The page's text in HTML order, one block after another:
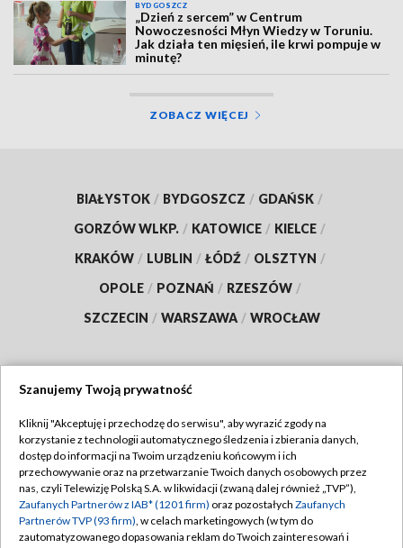
BYDGOSZCZ
„Dzień z sercem” w Centrum
Nowoczesności Młyn Wiedzy w Toruniu.
Jak działa ten mięsień, ile krwi pompuje w
minutę?
ZOBACZ WIĘCEJ
BIAŁYSTOK / BYDGOSZCZ / GDAŃSK /
GORZÓW WLKP. / KATOWICE / KIELCE /
KRAKÓW / LUBLIN / ŁÓDŹ / OLSZTYN /
OPOLE / POZNAŃ / RZESZÓW /
SZCZECIN / WARSZAWA / WROCŁAW
TVP
Abonament TVP
Emisja w TVP
Centrum informacji TVP
Regulamin TVP
Polityka prywatności
Moje zgody
Szanujemy Twoją prywatność
Kliknij "Akceptuję i przechodzę do serwisu", aby wyrazić zgody na
korzystanie z technologii automatycznego śledzenia i zbierania danych,
dostęp do informacji na Twoim urządzeniu końcowym i ich
przechowywanie oraz na przetwarzanie Twoich danych osobowych przez
nas, czyli Telewizję Polską S.A. w likwidacji (zwaną dalej również „TVP”),
Zaufanych Partnerów z IAB* (1201 firm) oraz pozostałych Zaufanych
Partnerów TVP (93 firm), w celach marketingowych (w tym do
zautomatyzowanego dopasowania reklam do Twoich zainteresowań i